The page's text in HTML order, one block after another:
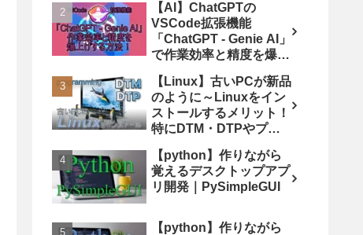
【AI】ChatGPTの
VSCode拡張機能
「ChatGPT - Genie AI」
で作業効率と精度を爆上
【Linux】古いPCが新品
のように～Linuxをイン
ストールするメリット！
特にDTM・DTPやプロ
【python】作りながら
覚えるデスクトップアプ
リ開発｜PySimpleGUI
【python】作りながら